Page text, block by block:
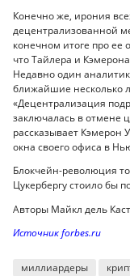
Конечно же, ирония
децентрализованной
конечном итоге про ее
что Тайлера и
Недавно один
ближайшие несколько
«Децентрализация
заключалась в отмене
рассказывает Кэмерон
окна своего офиса в
Блокчейн-революция
Цукербергу стоило бы
Авторы Майкл дель
Источник forbes.ru
миллиардеры